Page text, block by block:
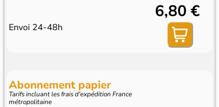
Envoi 24-48h
6,80 €
Abonnement papier
Tarifs incluant les frais d'expédition France
métropolitaine